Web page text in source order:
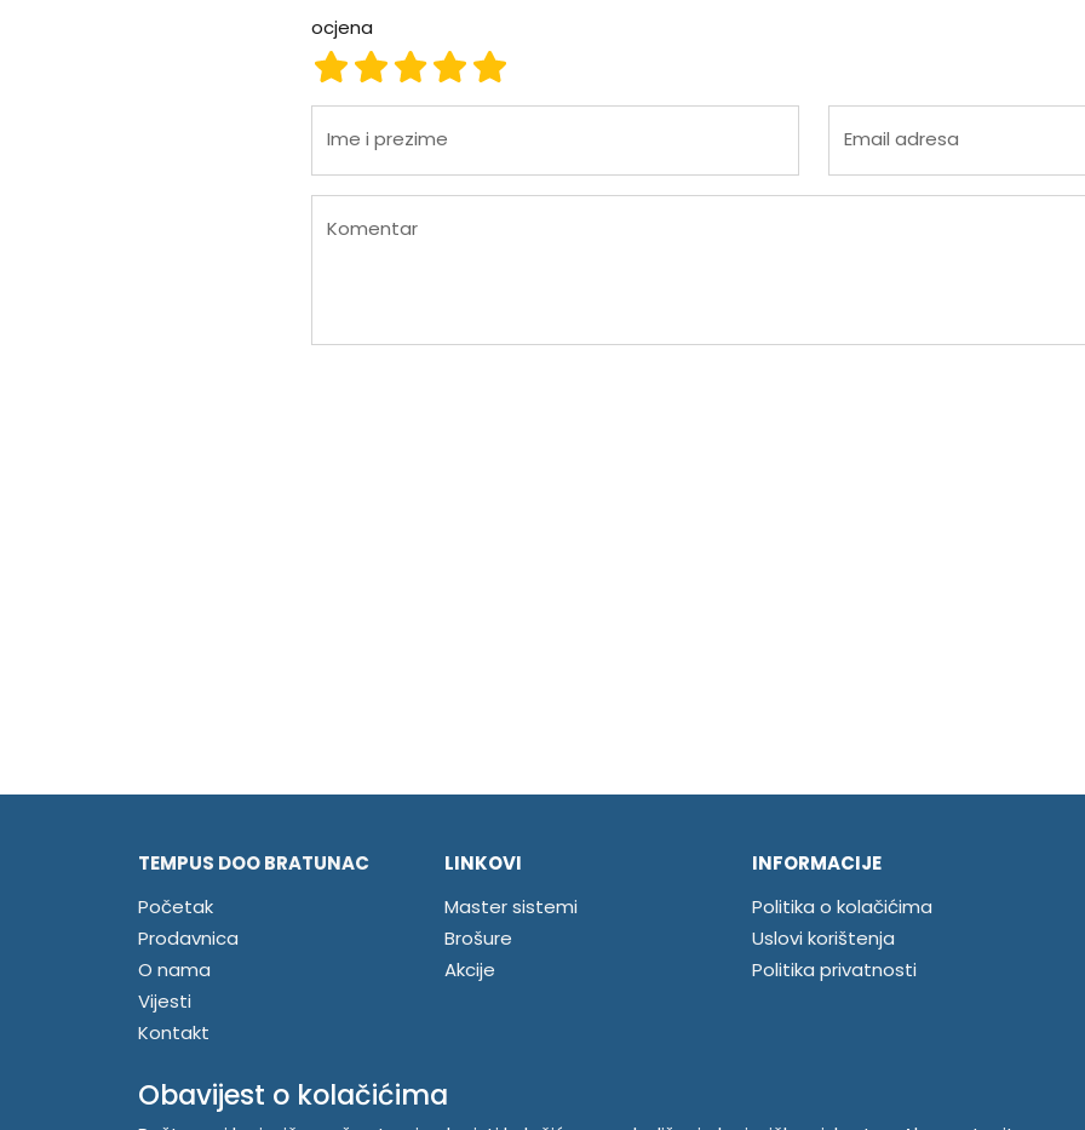
ocjena
ocjena 5
ocjena 4
ocjena 3
ocjena 2
ocjena 1
Ime i prezime Email adresa
Komentar
TEMPUS DOO BRATUNAC
Početak
Prodavnica
O nama
Vijesti
Kontakt
Prijavite se
LINKOVI
Master sistemi
Brošure
Akcije
INFORMACIJE
Politika o kolačićima
Uslovi korištenja
Politika privatnosti
Obavijest o kolačićima